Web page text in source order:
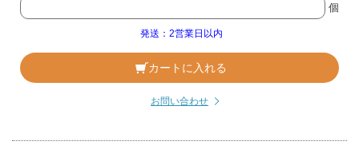
個
発送：2営業日以内
カートに入れる
お問い合わせ